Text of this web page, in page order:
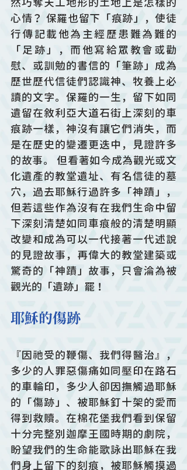
心情？ 保羅也留下「痕跡」，使徒
行傳記載他為主經歷患難為難的
「足跡」，而他寫給眾教會或勸
慰、或訓勉的書信的「筆跡」成為
歷世歷代信徒們認識神、牧養上必
讀的文字。保羅的一生，留下如同
遺留在敘利亞大道石街上深刻的車
痕跡一樣，神沒有讓它們消失，而
是在歷史的變遷更迭中，見證許多
的故事。 但看著如今成為觀光或文
化遺產的教堂遺址、有名信徒的墓
穴，過去耶穌行過許多「神蹟」，
但若這些作為沒有在我們生命中留
下深刻清楚如同車痕般的清楚明顯
改變和成為可以一代接著一代述說
的見證故事，再偉大的教堂建築或
驚奇的「神蹟」故事，只會淪為被
觀光的「遺跡」罷！
耶穌的傷跡
『因祂受的鞭傷、我們得醫治』，
多少的人罪惡傷痛如同壓印在路石
的車輪印，多少人卻因撫觸過耶穌
的「傷跡」、被耶穌釘十架的愛而
得到救贖。在棉花堡我們看到保留
十分完整別迦摩王國時期的劇院，
盼望我們的生命能歌詠出耶穌在我
們身上留下的刻痕，被耶穌觸摸過